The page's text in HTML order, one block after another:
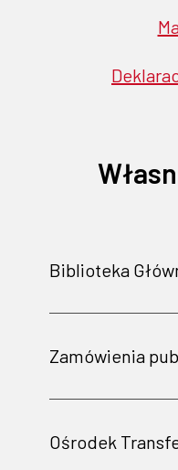
Biblioteka
Zamówienia
Ośrodek